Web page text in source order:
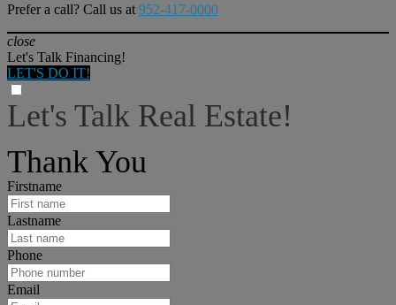
Prefer a call? Call us at 952-417-0000
close
Let's Talk Financing!
LET'S DO IT!
Let's Talk Real Estate!
Thank You
Firstname
Lastname
Phone
Email